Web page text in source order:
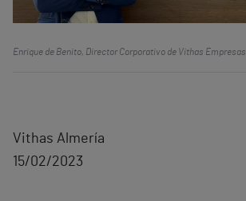
Enrique de Benito, Director Corporativo de Vithas Empresas
Vithas Almería
15/02/2023